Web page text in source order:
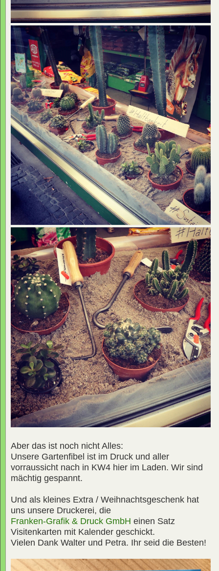
Aber das ist noch nicht Alles:
Unsere Gartenfibel ist im Druck und aller
vorraussicht nach in KW4 hier im Laden. Wir sind
mächtig gespannt.
Und als kleines Extra / Weihnachtsgeschenk hat
uns unsere Druckerei, die
Franken-Grafik & Druck GmbH einen Satz
Visitenkarten mit Kalender geschickt.
Vielen Dank Walter und Petra. Ihr seid die Besten!